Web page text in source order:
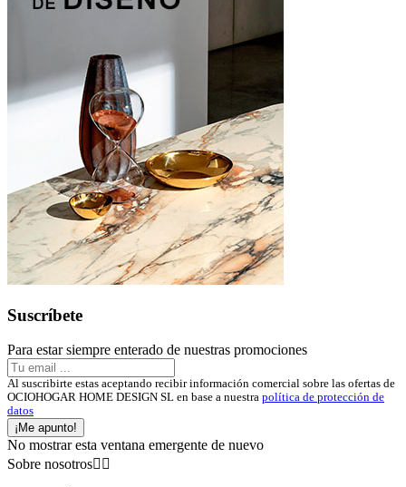
Suscríbete
Para estar siempre enterado de nuestras promociones
Al suscribirte estas aceptando recibir información comercial sobre las ofertas de
OCIOHOGAR HOME DESIGN SL en base a nuestra política de protección de
datos
¡Me apunto!
No mostrar esta ventana emergente de nuevo
Sobre nosotros 